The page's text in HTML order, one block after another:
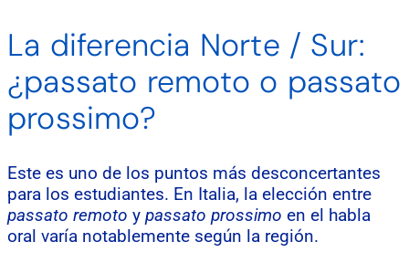
La diferencia Norte / Sur:
¿passato remoto o passato
prossimo?
Este es uno de los puntos más desconcertantes
para los estudiantes. En Italia, la elección entre
passato remoto y passato prossimo en el habla
oral varía notablemente según la región.